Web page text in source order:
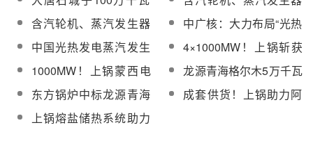
光热发电工程主机设备
采购
100MW光热发电工程业
主工程师
“光热+光伏”一体化清洁
能源示范项目顺利开工
等！大唐石城子100MW
光热发电工程主机设备
中标候选人公示
含汽轮机、蒸汽发生器
等！大唐石城子100MW
光热发电工程主机设备
中标结果公示
中广核：大力布局“光热
+”项目，以新能源储热
解决新能源调节问题
中国光热发电蒸汽发生
器厂商名录（含业绩）
4×1000MW！上锅斩获
重大订单
1000MW！上锅蒙西电
网首个百万级超超临界
机组顺利通过“168”试运
行
龙源青海格尔木5万千瓦
熔盐储能项目蒸汽发生
器设备采购
东方锅炉中标龙源青海
格尔木5万千瓦熔盐储能
项目蒸汽发生器设备
成套供货！上锅助力阿
上锅熔盐储热系统助力